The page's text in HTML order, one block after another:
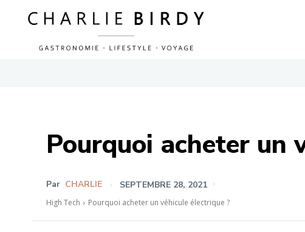
Pourquoi acheter un
Par CHARLIE SEPTEMBRE 28, 2021
High Tech Pourquoi acheter un véhicule électrique ?